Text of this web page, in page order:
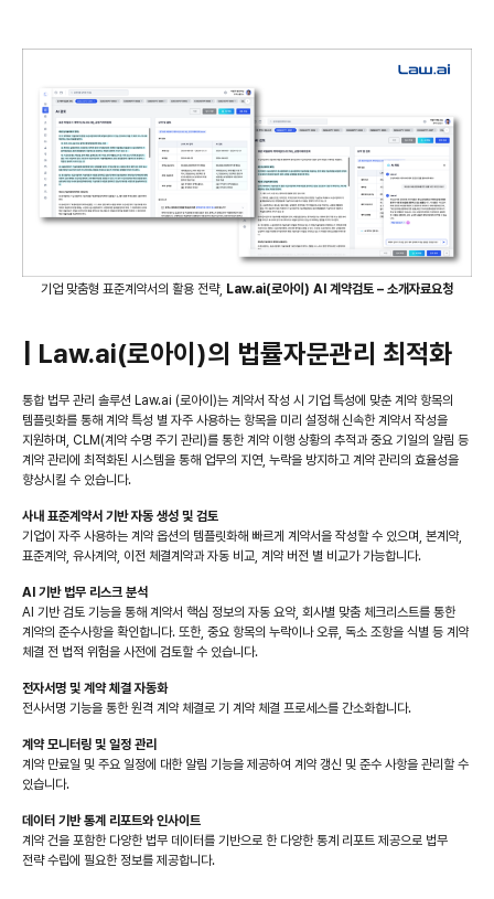
기업 맞춤형 표준계약서의 활용 전략, Law.ai(로아이) AI 계약검토 – 소개자료요청
| Law.ai(로아이)의 법률자문관리 최적화
통합 법무 관리 솔루션 Law.ai (로아이)는 계약서 작성 시 기업 특성에 맞춘 계약 항목의
템플릿화를 통해 계약 특성 별 자주 사용하는 항목을 미리 설정해 신속한 계약서 작성을
지원하며, CLM(계약 수명 주기 관리)를 통한 계약 이행 상황의 추적과 중요 기일의 알림 등
계약 관리에 최적화된 시스템을 통해 업무의 지연, 누락을 방지하고 계약 관리의 효율성을
향상시킬 수 있습니다.
사내 표준계약서 기반 자동 생성 및 검토
기업이 자주 사용하는 계약 옵션의 템플릿화해 빠르게 계약서을 작성할 수 있으며, 본계약,
표준계약, 유사계약, 이전 체결계약과 자동 비교, 계약 버전 별 비교가 가능합니다.
AI 기반 법무 리스크 분석
AI 기반 검토 기능을 통해 계약서 핵심 정보의 자동 요약, 회사별 맞춤 체크리스트를 통한
계약의 준수사항을 확인합니다. 또한, 중요 항목의 누락이나 오류, 독소 조항을 식별 등 계약
체결 전 법적 위험을 사전에 검토할 수 있습니다.
전자서명 및 계약 체결 자동화
전사서명 기능을 통한 원격 계약 체결로 기 계약 체결 프로세스를 간소화합니다.
계약 모니터링 및 일정 관리
계약 만료일 및 주요 일정에 대한 알림 기능을 제공하여 계약 갱신 및 준수 사항을 관리할 수
있습니다.
데이터 기반 통계 리포트와 인사이트
계약 건을 포함한 다양한 법무 데이터를 기반으로 한 다양한 통계 리포트 제공으로 법무
전략 수립에 필요한 정보를 제공합니다.